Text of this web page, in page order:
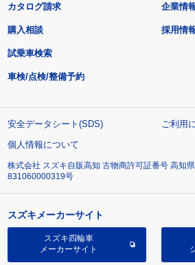
カタログ請求
購入相談
試乗車検索
車検/点検/整備予約
企業情
採用情
安全データシート(SDS)
ご利用
個人情報について
株式会社 スズキ自販高知 古物商許可証番号 高知
831060000319号
スズキメーカーサイト
スズキ四輪車
メーカーサイト